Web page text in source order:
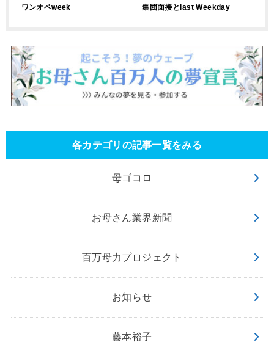
ワンオペweek 集団面接とlast Weekday
各カテゴリの記事一覧をみる
母ゴコロ
お母さん業界新聞
百万母力プロジェクト
お知らせ
藤本裕子